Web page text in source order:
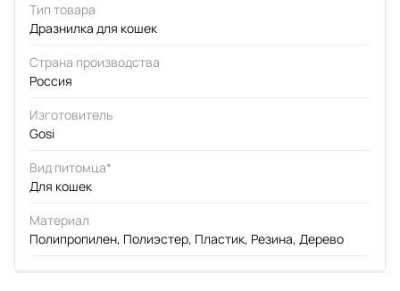
Тип товара
Дразнилка для кошек
Страна производства
Россия
Изготовитель
Gosi
Вид питомца*
Для кошек
Материал
Полипропилен, Полиэстер, Пластик, Резина, Дерево